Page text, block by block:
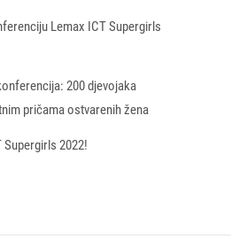
Lemax ICT Supergirls
200 djevojaka
pričama ostvarenih žena
Supergirls 2022!